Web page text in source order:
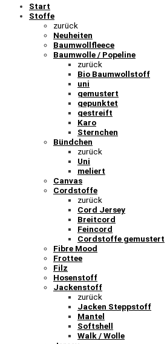
Start
Stoffe
zurück
Neuheiten
Baumwollfleece
Baumwolle / Popeline
zurück
Bio Baumwollstoff
uni
gemustert
gepunktet
gestreift
Karo
Sternchen
Bündchen
zurück
Uni
meliert
Canvas
Cordstoffe
zurück
Cord Jersey
Breitcord
Feincord
Cordstoffe gemustert
Fibre Mood
Frottee
Filz
Hosenstoff
Jackenstoff
zurück
Jacken Steppstoff
Mantel
Softshell
Walk / Wolle